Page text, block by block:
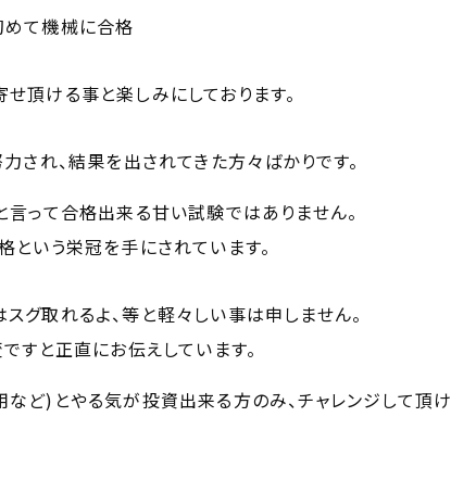
て機械に合格
頂ける事と楽しみにしております。
され、結果を出されてきた方々ばかりです。
言って合格出来る甘い試験ではありません。
という栄冠を手にされています。
グ取れるよ、等と軽々しい事は申しません。
すと正直にお伝えしています。
ど)とやる気が投資出来る方のみ、チャレンジして頂け